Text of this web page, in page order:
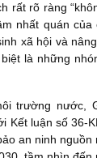
rất rõ ràng
nhất quán
xã hội và
là những
trường nước,
Kết luận số 36-
an ninh nguồn